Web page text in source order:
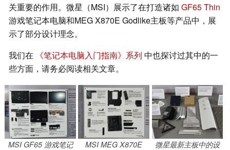
关重要的作用。微星（MSI）展示了在打造诸如 GF65 Thin
游戏笔记本电脑和MEG X870E Godlike主板等产品中，展
示了部分设计理念。
我们在
《笔记本电脑入门指南》系列 中也探讨过其中的一
些方面，请务必阅读相关文章。
MSI GF65 游戏笔记
MSI MEG X870E
微星最新主板中的设